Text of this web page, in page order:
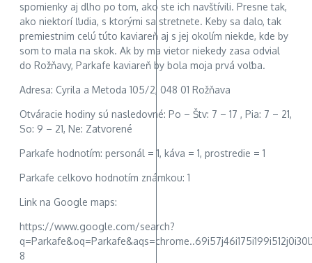
spomienky aj dlho po tom, ako ste ich navštívili. Presne tak,
ako niektorí ľudia, s ktorými sa stretnete. Keby sa dalo, tak
premiestnim celú túto kaviareň aj s jej okolím niekde, kde by
som to mala na skok. Ak by ma vietor niekedy zasa odvial
do Rožňavy, Parkafe kaviareň by bola moja prvá voľba.
Adresa: Cyrila a Metoda 105/2, 048 01 Rožňava
Otváracie hodiny sú nasledovné: Po – Štv: 7 – 17 , Pia: 7 – 21,
So: 9 – 21, Ne: Zatvorené
Parkafe hodnotím: personál = 1, káva = 1, prostredie = 1
Parkafe celkovo hodnotím známkou: 1
Link na Google maps:
https://www.google.com/search?
8